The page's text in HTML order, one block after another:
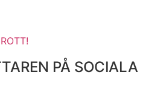
PÅ SOCIALA